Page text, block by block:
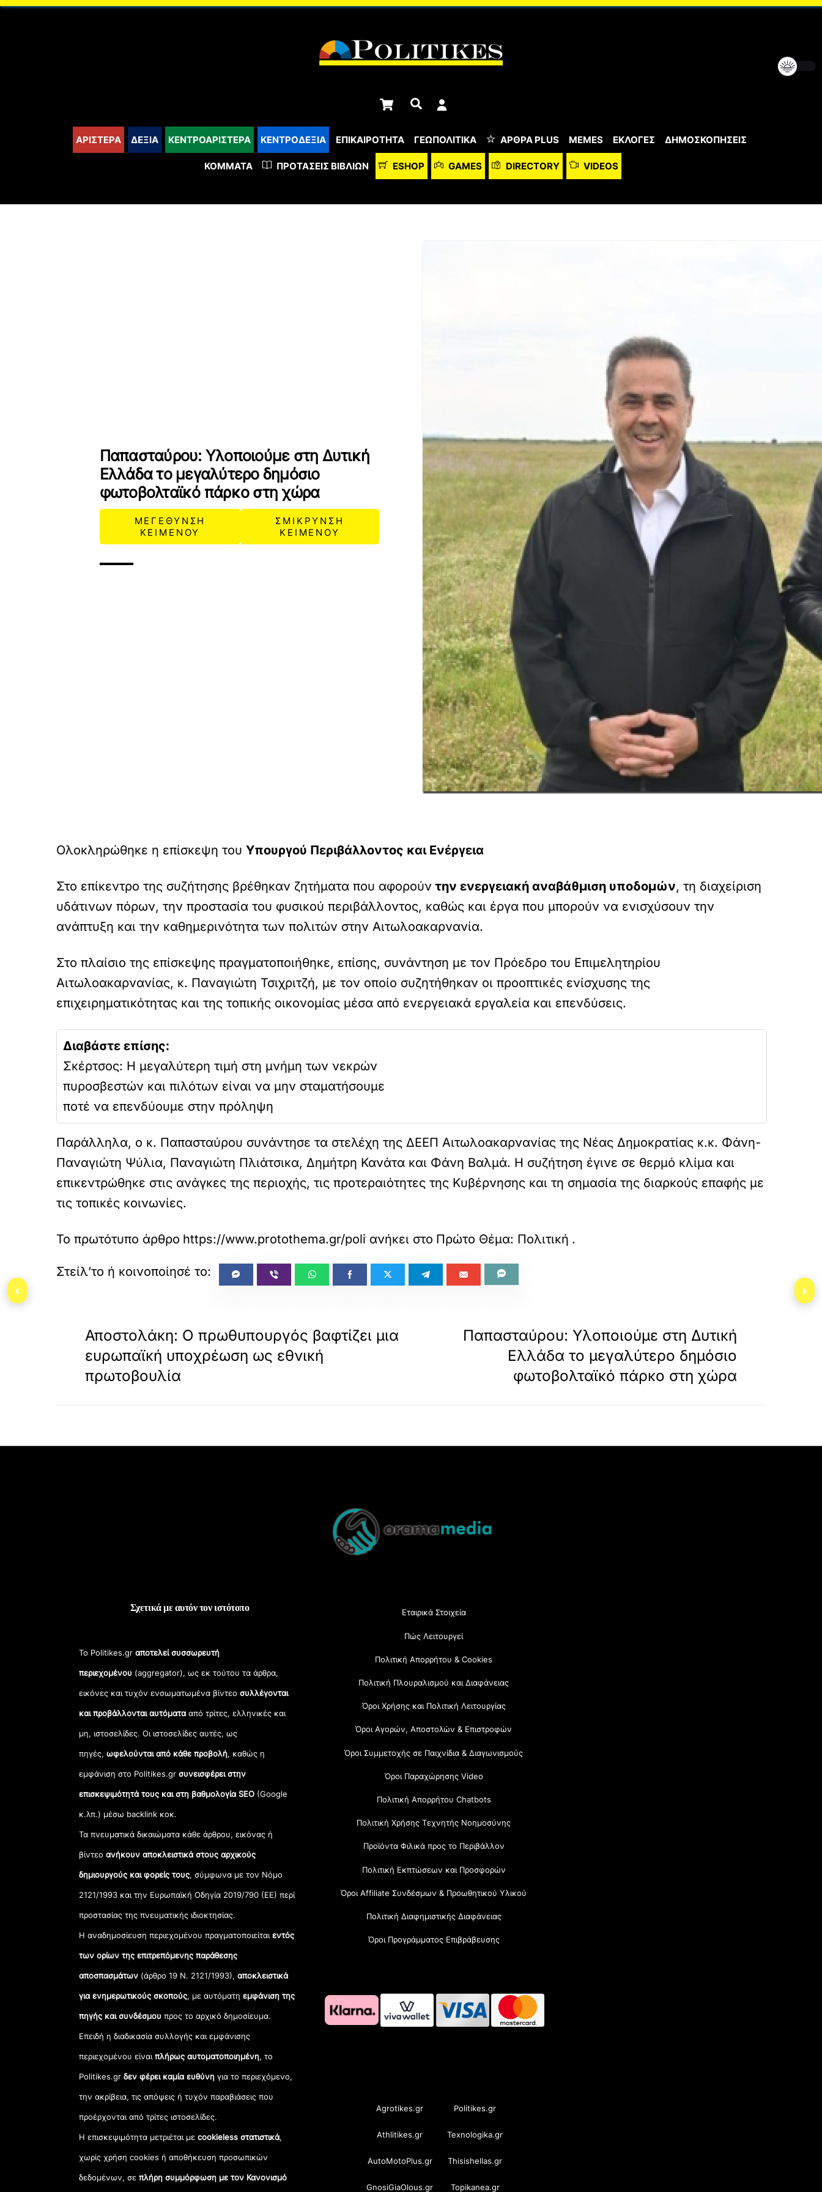
content
Cart Αναζήτηση
ΑΡΙΣΤΕΡΑ ΔΕΞΙΑ ΚΕΝΤΡΟΑΡΙΣΤΕΡΑ ΚΕΝΤΡΟΔΕΞΙΑ ΕΠΙΚΑΙΡΟΤΗΤΑ ΓΕΩΠΟΛΙΤΙΚΑ ΆΡΘΡΑ PLUS MEMES ΕΚΛΟΓΕΣ ΔΗΜΟΣΚΟΠΗΣΕΙΣ
ΚΌΜΜΑΤΑ ΠΡΟΤΆΣΕΙΣ ΒΙΒΛΊΩΝ ESHOP GAMES DIRECTORY VIDEOS
Παπασταύρου: Υλοποιούμε στη Δυτική
Ελλάδα το μεγαλύτερο δημόσιο
φωτοβολταϊκό πάρκο στη χώρα
ΜΕΓΕΘΥΝΣΗ
ΚΕΙΜΕΝΟΥ
ΣΜΙΚΡΥΝΣΗ
ΚΕΙΜΕΝΟΥ
Ολοκληρώθηκε η επίσκεψη του Υπουργού Περιβάλλοντος και Ενέργεια
Στο επίκεντρο της συζήτησης βρέθηκαν ζητήματα που αφορούν την ενεργειακή αναβάθμιση υποδομών, τη διαχείριση
υδάτινων πόρων, την προστασία του φυσικού περιβάλλοντος, καθώς και έργα που μπορούν να ενισχύσουν την
ανάπτυξη και την καθημερινότητα των πολιτών στην Αιτωλοακαρνανία.
Στο πλαίσιο της επίσκεψης πραγματοποιήθηκε, επίσης, συνάντηση με τον Πρόεδρο του Επιμελητηρίου
Αιτωλοακαρνανίας, κ. Παναγιώτη Τσιχριτζή, με τον οποίο συζητήθηκαν οι προοπτικές ενίσχυσης της
επιχειρηματικότητας και της τοπικής οικονομίας μέσα από ενεργειακά εργαλεία και επενδύσεις.
Διαβάστε επίσης:
Σκέρτσος: Η μεγαλύτερη τιμή στη μνήμη των νεκρών
πυροσβεστών και πιλότων είναι να μην σταματήσουμε
ποτέ να επενδύουμε στην πρόληψη
Παράλληλα, ο κ. Παπασταύρου συνάντησε τα στελέχη της ΔΕΕΠ Αιτωλοακαρνανίας της Νέας Δημοκρατίας κ.κ. Φάνη-
Παναγιώτη Ψύλια, Παναγιώτη Πλιάτσικα, Δημήτρη Κανάτα και Φάνη Βαλμά. Η συζήτηση έγινε σε θερμό κλίμα και
επικεντρώθηκε στις ανάγκες της περιοχής, τις προτεραιότητες της Κυβέρνησης και τη σημασία της διαρκούς επαφής με
τις τοπικές κοινωνίες.
Το πρωτότυπο άρθρο https://www.protothema.gr/politics/article/1812578/papastaurou-ulopoioume-sti-dutiki-ellada-to-
ανήκει στο Πρώτο Θέμα: Πολιτική .
Αποστολάκη: Ο πρωθυπουργός βαφτίζει μια
ευρωπαϊκή υποχρέωση ως εθνική
πρωτοβουλία
Παπασταύρου: Υλοποιούμε στη Δυτική
Ελλάδα το μεγαλύτερο δημόσιο
φωτοβολταϊκό πάρκο στη χώρα
Top
Σχετικά με αυτόν τον ιστότοπο
Το Politikes.grαποτελεί συσσωρευτή
περιεχομένου (aggregator), ως εκ τούτου τα άρθρα,
εικόνες και τυχόν ενσωματωμένα βίντεοσυλλέγονται
και προβάλλονται αυτόματααπό τρίτες, ελληνικές και
μη, ιστοσελίδες. Οι ιστοσελίδες αυτές, ως
πηγές,ωφελούνται από κάθε προβολή, καθώς η
εμφάνιση στο Politikes.gr συνεισφέρει στην
επισκεψιμότητά τους και στη βαθμολογία SEO (Google
κ.λπ.) μέσω backlink κοκ.
Τα πνευματικά δικαιώματα κάθε άρθρου, εικόνας ή
βίντεοανήκουν αποκλειστικά στους αρχικούς
δημιουργούς και φορείς τους, σύμφωνα με τον Νόμο
2121/1993 και την Ευρωπαϊκή Οδηγία 2019/790 (ΕΕ) περί
προστασίας της πνευματικής ιδιοκτησίας.
Η αναδημοσίευση περιεχομένου πραγματοποιείταιεντός
των ορίων της επιτρεπόμενης παράθεσης
αποσπασμάτων (άρθρο 19 Ν. 2121/1993), αποκλειστικά
για ενημερωτικούς σκοπούς, με αυτόματηεμφάνιση της
πηγής και συνδέσμου προς το αρχικό δημοσίευμα.
Επειδή η διαδικασία συλλογής και εμφάνισης
περιεχομένου είναιπλήρως αυτοματοποιημένη, το
Politikes.grδεν φέρει καμία ευθύνη για το περιεχόμενο,
την ακρίβεια, τις απόψεις ή τυχόν παραβιάσεις που
προέρχονται από τρίτες ιστοσελίδες.
Η επισκεψιμότητα μετριέται μεcookieless στατιστικά,
χωρίς χρήση cookies ή αποθήκευση προσωπικών
δεδομένων, σεπλήρη συμμόρφωση με τον Κανονισμό
Εταιρικά Στοιχεία
Πώς Λειτουργεί
Πολιτική Απορρήτου & Cookies
Πολιτική Πλουραλισμού και Διαφάνειας
Όροι Χρήσης και Πολιτική Λειτουργίας
Όροι Αγορών, Αποστολών & Επιστροφών
Όροι Συμμετοχής σε Παιχνίδια & Διαγωνισμούς
Όροι Παραχώρησης Video
Πολιτική Απορρήτου Chatbots
Πολιτική Χρήσης Τεχνητής Νοημοσύνης
Προϊόντα Φιλικά προς το Περιβάλλον
Πολιτική Εκπτώσεων και Προσφορών
Όροι Affiliate Συνδέσμων & Προωθητικού Υλικού
Πολιτική Διαφημιστικής Διαφάνειας
Όροι Προγράμματος Επιβράβευσης
Agrotikes.gr Politikes.gr
Athlitikes.gr Texnologika.gr
AutoMotoPlus.gr Thisishellas.gr
GnosiGiaOlous.gr Topikanea.gr
‹ ›